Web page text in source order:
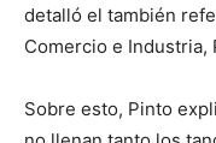
detalló el también
Comercio e Industria,
Sobre esto, Pinto